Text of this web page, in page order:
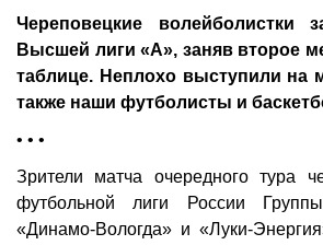
Череповецкие волейболистки
Высшей лиги «А», заняв второе
таблице. Неплохо выступили на
также наши футболисты и
• • •
Зрители матча очередного тура
футбольной лиги России
«Динамо-Вологда» и «Луки-